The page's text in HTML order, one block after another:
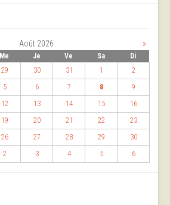
Août 2026 »
Me Je Ve Sa
Di
29 30 31 1
2
5 6 7 8
9
12 13 14 15
16
19 20 21 22
23
26 27 28 29
30
2 3 4 5 6